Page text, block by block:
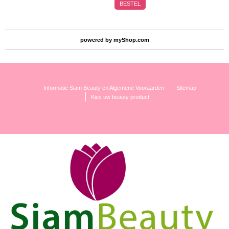
BESTEL
powered by myShop.com
Informatie Siam Beauty en Algemene Vooraarden
Sitemap
Kies uw beauty product